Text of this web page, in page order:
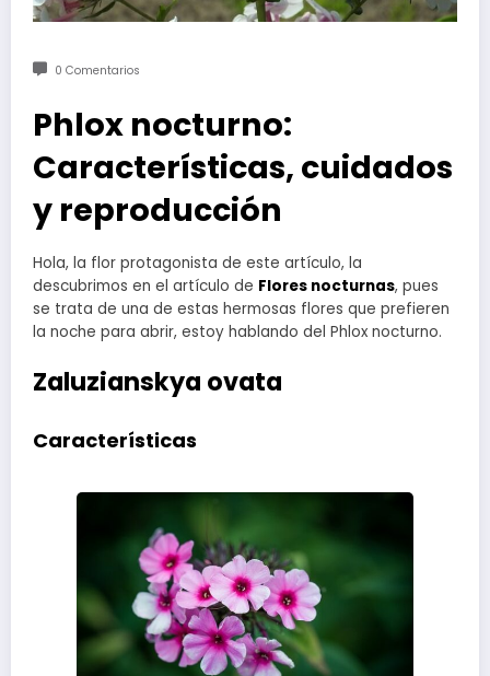
0 Comentarios
Phlox nocturno:
Características, cuidados
y reproducción
Hola, la flor protagonista de este artículo, la
descubrimos en el artículo de Flores nocturnas, pues
se trata de una de estas hermosas flores que prefieren
la noche para abrir, estoy hablando del Phlox nocturno.
Zaluzianskya ovata
Características